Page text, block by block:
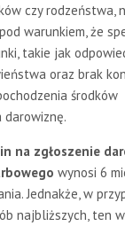
czy rodzeństwa,
warunkiem, że
takie jak
oraz brak
środków
darowiznę.
na zgłoszenie
wynosi 6
Jednakże, w
najbliższych, ten